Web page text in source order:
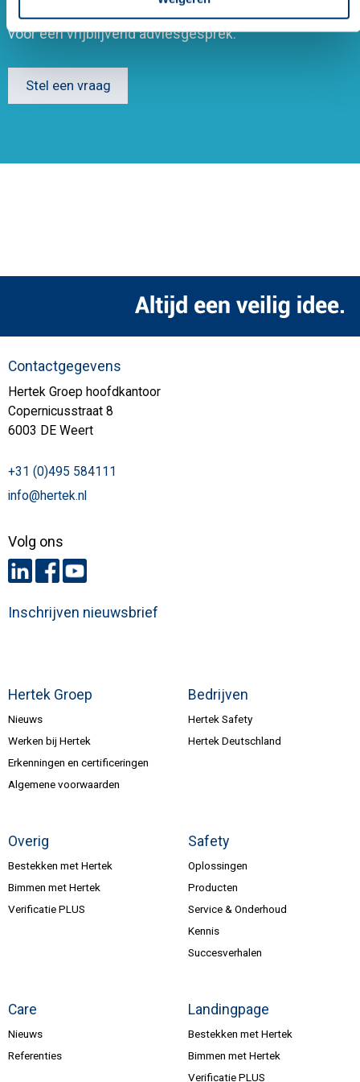
regelgeving? Neem vandaag nog contact met ons op
voor een vrijblijvend adviesgesprek.
Stel een vraag
Hertek Groep
Nieuws
Werken bij Hertek
Erkenningen en certificeringen
Algemene voorwaarden
Bedrijven
Hertek Safety
Hertek Deutschland
Overig
Bestekken met Hertek
Bimmen met Hertek
Verificatie PLUS
Safety
Oplossingen
Producten
Service & Onderhoud
Kennis
Succesverhalen
Care
Nieuws
Referenties
Landingpage
Bestekken met Hertek
Bimmen met Hertek
Verificatie PLUS
Contactgegevens
Hertek Groep hoofdkantoor
Copernicusstraat 8
6003 DE Weert
+31 (0)495 584111
info@hertek.nl
Volg ons
Inschrijven nieuwsbrief